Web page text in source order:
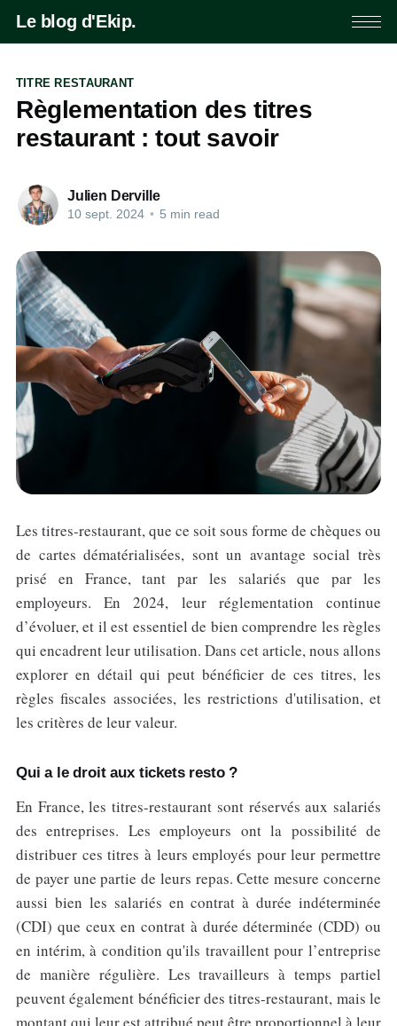
Le blog d'Ekip.
TITRE RESTAURANT
Règlementation des titres
restaurant : tout savoir
Julien Derville
10 sept. 2024 • 5 min read
Les titres-restaurant, que ce soit sous forme de chèques ou
de cartes dématérialisées, sont un avantage social très
prisé en France, tant par les salariés que par les
employeurs. En 2024, leur réglementation continue
d’évoluer, et il est essentiel de bien comprendre les règles
qui encadrent leur utilisation. Dans cet article, nous allons
explorer en détail qui peut bénéficier de ces titres, les
règles fiscales associées, les restrictions d'utilisation, et
les critères de leur valeur.
Qui a le droit aux tickets resto ?
En France, les titres-restaurant sont réservés aux salariés
des entreprises. Les employeurs ont la possibilité de
distribuer ces titres à leurs employés pour leur permettre
de payer une partie de leurs repas. Cette mesure concerne
aussi bien les salariés en contrat à durée indéterminée
(CDI) que ceux en contrat à durée déterminée (CDD) ou
en intérim, à condition qu'ils travaillent pour l’entreprise
de manière régulière. Les travailleurs à temps partiel
peuvent également bénéficier des titres-restaurant, mais le